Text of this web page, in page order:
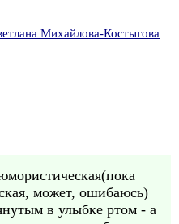
Михайлова-Костыгова
может, ошибаюсь)
в улыбке ртом - а